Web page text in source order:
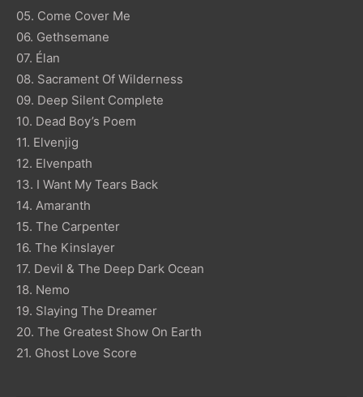
05. Come Cover Me
06. Gethsemane
07. Élan
08. Sacrament Of Wilderness
09. Deep Silent Complete
10. Dead Boy’s Poem
11. Elvenjig
12. Elvenpath
13. I Want My Tears Back
14. Amaranth
15. The Carpenter
16. The Kinslayer
17. Devil & The Deep Dark Ocean
18. Nemo
19. Slaying The Dreamer
20. The Greatest Show On Earth
21. Ghost Love Score